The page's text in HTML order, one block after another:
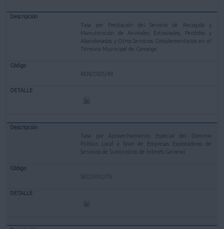
Tasa por Prestación del Servicio de Recogida y
Manutención de Animales Extraviados, Perdidos y
Abandonados y Otros Servicios Complementarios en el
Término Municipal de Camargo
REN/2025/49
Tasa por Aprovechamiento Especial del Dominio
Público Local a favor de Empresas Explotadoras de
Servicios de Suministros de Interés General
SEC/2012/70